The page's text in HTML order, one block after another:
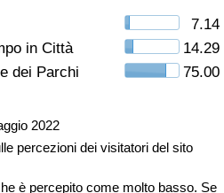
7.14
in Città
14.29
dei Parchi
75.00
2022
percezioni dei visitatori del sito
è percepito come molto basso. Se
(Corrente)
per Nazione